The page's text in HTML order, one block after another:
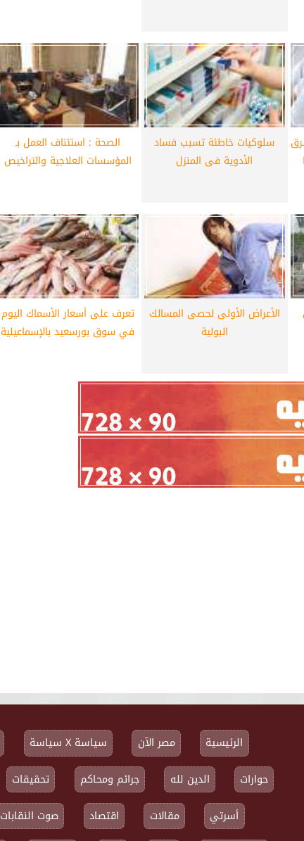
سلوكيات خاطئة تسبب فساد
الأدوية فى المنزل
الصحة : استئناف العمل بـ
المؤسسات العلاجية والتراخيص
الأعراض الأولى لحصى المسالك
البولية
تعرف على أسعار الأسماك اليوم
في سوق بورسعيد بالإسماعيلية
الرئيسية مصر الآن سياسة X سياسة
حوارات
الدين لله جرائم ومحاكم تحقيقات
أسرتي
مقالات اقتصاد صوت النقابات